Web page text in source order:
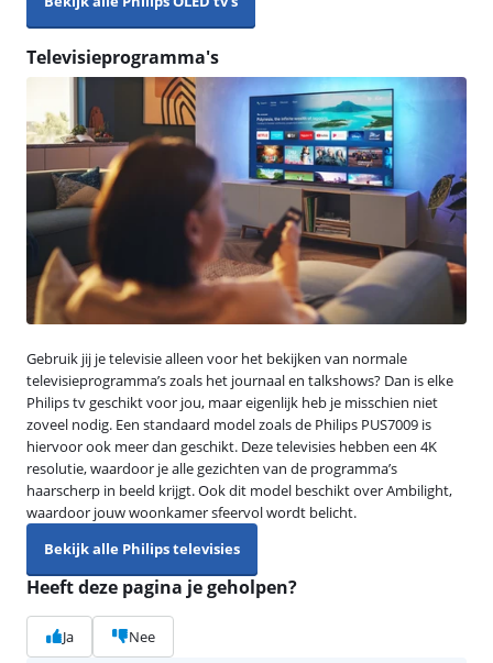
Televisieprogramma's
Gebruik jij je televisie alleen voor het bekijken van normale
televisieprogramma’s zoals het journaal en talkshows? Dan is elke
Philips tv geschikt voor jou, maar eigenlijk heb je misschien niet
zoveel nodig. Een standaard model zoals de Philips PUS7009 is
hiervoor ook meer dan geschikt. Deze televisies hebben een 4K
resolutie, waardoor je alle gezichten van de programma’s
haarscherp in beeld krijgt. Ook dit model beschikt over Ambilight,
waardoor jouw woonkamer sfeervol wordt belicht.
Bekijk alle Philips televisies
Heeft deze pagina je geholpen?
Ja Nee